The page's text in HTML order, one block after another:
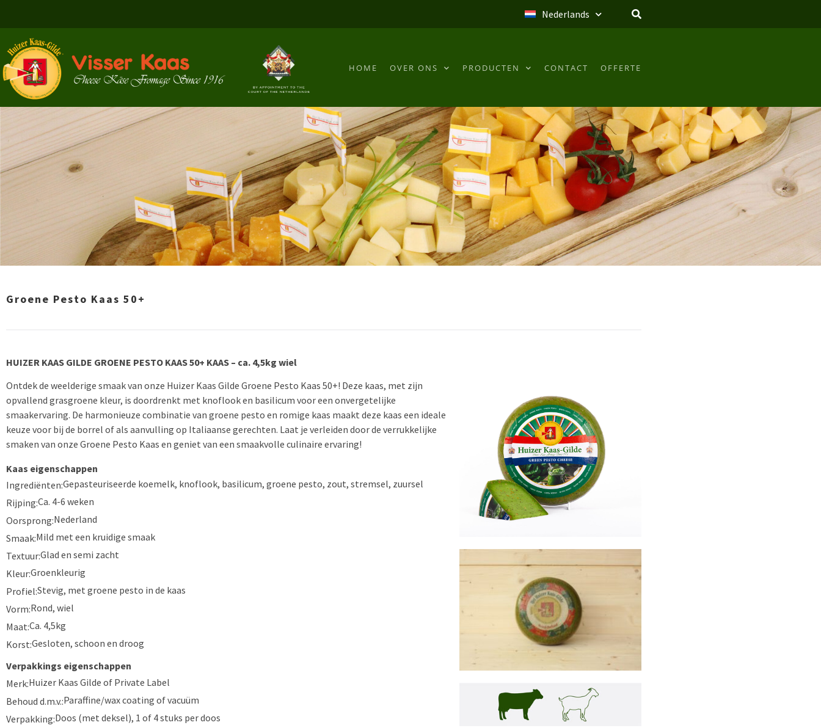
Nederlands
HOME OVER ONS PRODUCTEN CONTACT OFFERTE
Groene Pesto Kaas 50+
HUIZER KAAS GILDE GROENE PESTO KAAS50+ KAAS – ca. 4,5kg wiel
Ontdek de weelderige smaak van onze Huizer Kaas Gilde Groene Pesto Kaas 50+! Deze kaas, met zijn
opvallend grasgroene kleur, is doordrenkt met knoflook en basilicum voor een onvergetelijke
smaakervaring. De harmonieuze combinatie van groene pesto en romige kaas maakt deze kaas een ideale
keuze voor bij de borrel of als aanvulling op Italiaanse gerechten. Laat je verleiden door de verrukkelijke
smaken van onze Groene Pesto Kaas en geniet van een smaakvolle culinaire ervaring!
Kaas eigenschappen
Ingrediënten:Gepasteuriseerde koemelk, knoflook, basilicum, groene pesto, zout, stremsel, zuursel
Rijping:Ca. 4-6 weken
Oorsprong:Nederland
Smaak:Mild met een kruidige smaak
Textuur:Glad en semi zacht
Kleur:Groenkleurig
Profiel:Stevig, met groene pesto in de kaas
Vorm:Rond, wiel
Maat:Ca. 4,5kg
Korst:Gesloten, schoon en droog
Verpakkings eigenschappen
Merk:Huizer Kaas Gilde of Private Label
Behoud d.m.v.:Paraffine/wax coating of vacuüm
Verpakking:Doos (met deksel), 1 of 4 stuks per doos